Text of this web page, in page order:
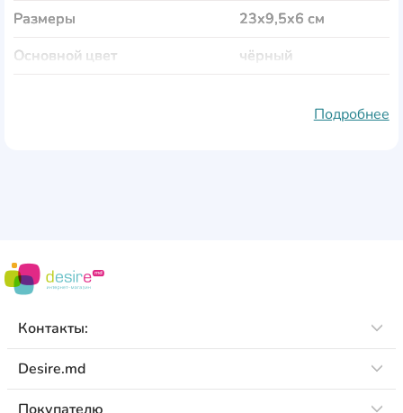
Размеры
23x9,5x6 см
Основной цвет
чёрный
Количество отворотов
Подробнее
Контакты:
Desire.md